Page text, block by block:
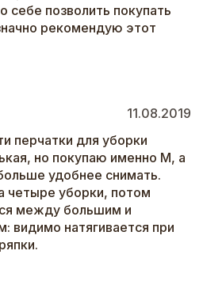
себе позволить покупать
рекомендую этот
11.08.2019
перчатки для уборки
но покупаю именно М, а
удобнее снимать.
четыре уборки, потом
между большим и
видимо натягивается при